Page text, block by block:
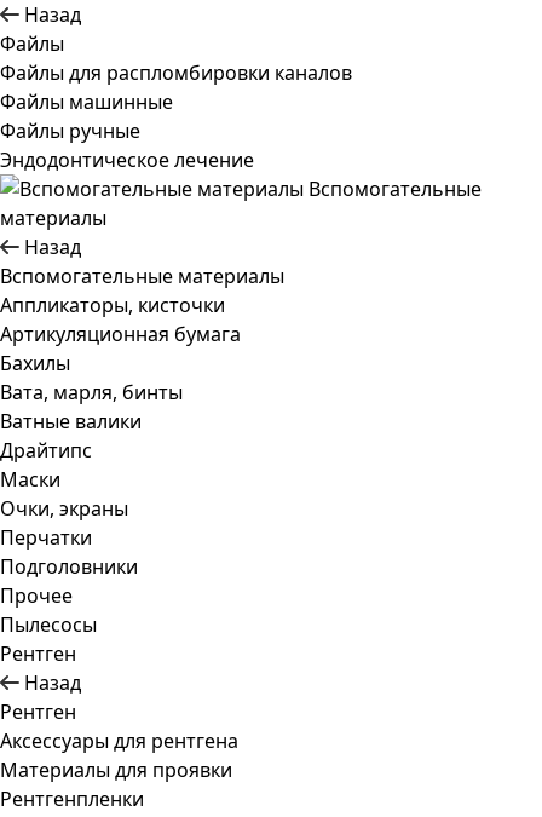
Назад
Файлы
Файлы для распломбировки каналов
Файлы машинные
Файлы ручные
Эндодонтическое лечение
Вспомогательные
материалы
Назад
Вспомогательные материалы
Аппликаторы, кисточки
Артикуляционная бумага
Бахилы
Вата, марля, бинты
Ватные валики
Драйтипс
Маски
Очки, экраны
Перчатки
Подголовники
Прочее
Пылесосы
Рентген
Назад
Рентген
Аксессуары для рентгена
Материалы для проявки
Рентгенпленки